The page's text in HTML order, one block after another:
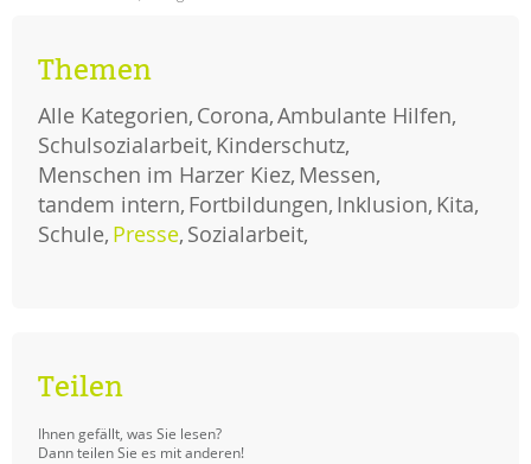
Magazin
Impressum
Datenschutz
Hinweisgebersystem
Intranet
weiterlesenhauptstadtzulage
für
Themen
Alle Kategorien Corona Ambulante Hilfen
Schulsozialarbeit Kinderschutz
Menschen im Harzer Kiez Messen
tandem intern Fortbildungen Inklusion Kita
Schule Presse Sozialarbeit
Teilen
Ihnen gefällt, was Sie lesen?
Dann teilen Sie es mit anderen!